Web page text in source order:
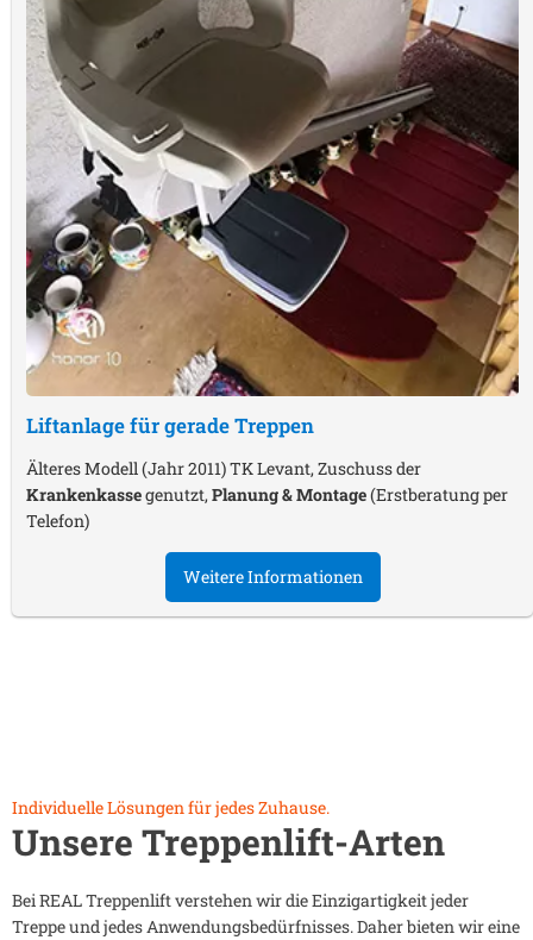
Liftanlage für gerade Treppen
Älteres Modell (Jahr 2011) TK Levant, Zuschuss der
Krankenkassegenutzt,Planung & Montage(Erstberatung per
Telefon)
Weitere Informationen
Individuelle Lösungen für jedes Zuhause.
Unsere Treppenlift-Arten
Bei REAL Treppenlift verstehen wir die Einzigartigkeit jeder
Treppe und jedes Anwendungsbedürfnisses. Daher bieten wir eine